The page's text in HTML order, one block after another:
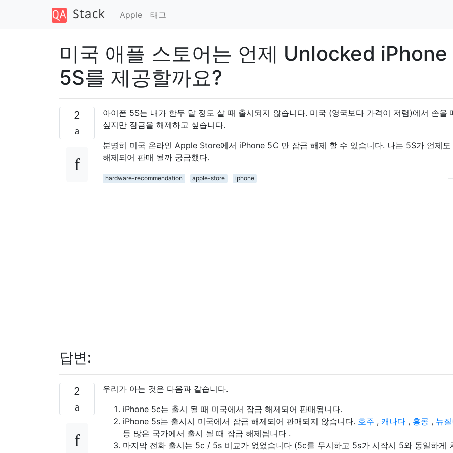
Apple 태그
미국 애플 스토어는 언제 Unlocked iPhone
5S를 제공할까요?
2
아이폰 5S는 내가 한두 달 정도 살 때 출시되지 않습니다. 미국 (영국보다 가격이 저렴)에서 손을
싶지만 잠금을 해제하고 싶습니다.
분명히 미국 온라인 Apple Store에서 iPhone 5C 만 잠금 해제 할 수 있습니다. 나는 5S가 언제도
해제되어 판매 될까 궁금했다.
hardware-recommendation apple-store iphone
답변:
2
우리가 아는 것은 다음과 같습니다.
iPhone 5c는 출시 될 때 미국에서 잠금 해제되어 판매됩니다.
iPhone 5s는 출시시 미국에서 잠금 해제되어 판매되지 않습니다. 호주 , 캐나다 , 홍콩 , 뉴
등 많은 국가에서 출시 될 때 잠금 해제됩니다 .
마지막 전화 출시는 5c / 5s 비교가 없었습니다 (5c를 무시하고 5s가 시작시 5와 동일하게